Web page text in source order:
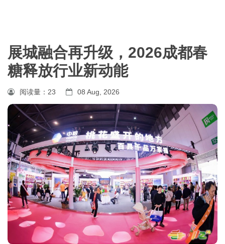
展城融合再升级，2026成都春
糖释放行业新动能
阅读量： 23 08 Aug, 2026